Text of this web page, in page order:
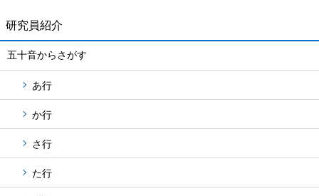
研究員紹介
五十音からさがす
あ行
か行
さ行
た行